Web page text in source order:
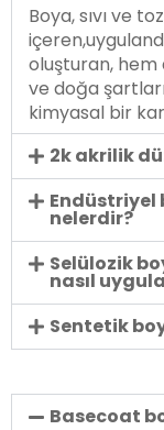
Boya, sıvı ve
oluşturan,
ve doğa
kimyasal bir
2k akrilik
Endüstriyel
nelerdir?
Selülozik
nasıl
Sentetik
Basecoat